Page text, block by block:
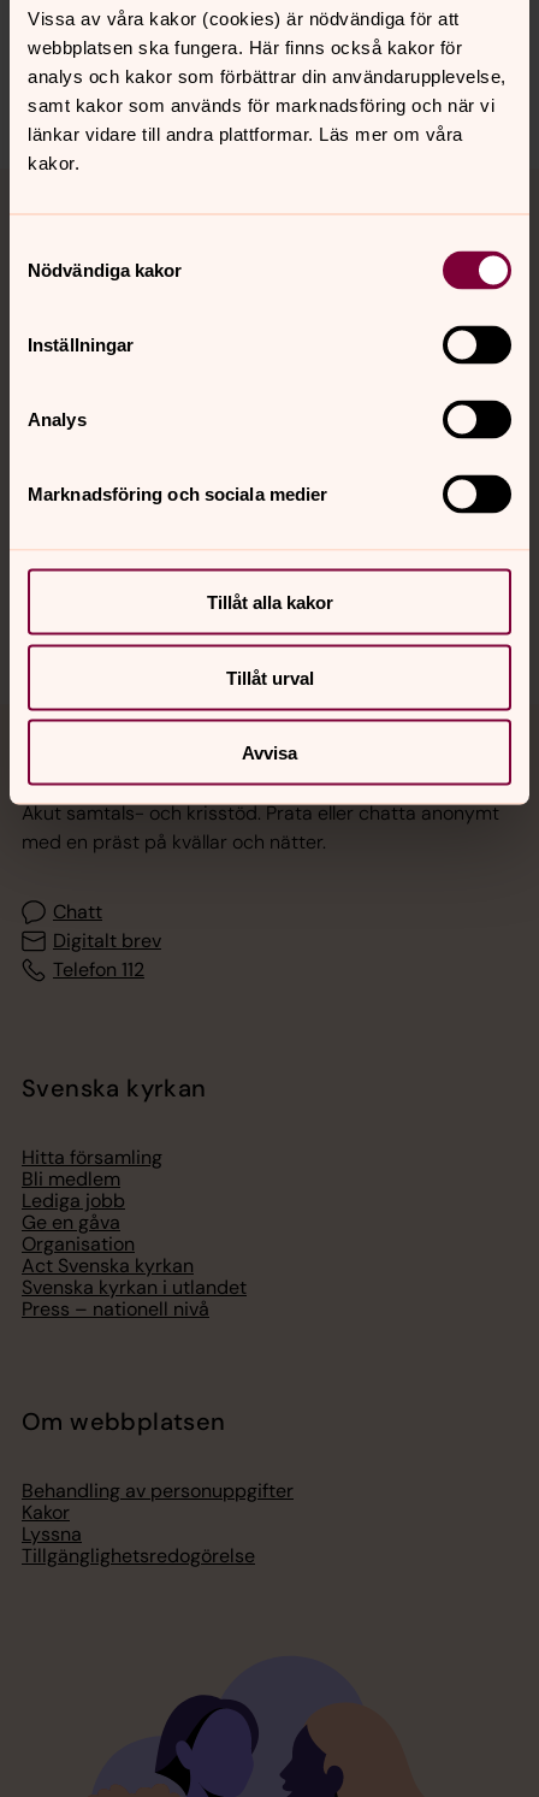
Vissa av våra kakor (cookies) är nödvändiga för att
webbplatsen ska fungera. Här finns också kakor för
analys och kakor som förbättrar din användarupplevelse,
samt kakor som används för marknadsföring och när vi
länkar vidare till andra plattformar. Läs mer om våra
kakor.
Nödvändiga kakor
Inställningar
Analys
Marknadsföring och sociala medier
Tillåt alla kakor
Tillåt urval
Avvisa
innehåll?
karlshamn.forsamling@svenskakyrkan.se
Dela
Hitta snabbt
Sociala kanaler
Jourhavande präst
Akut samtals- och krisstöd. Prata eller chatta anonymt
med en präst på kvällar och nätter.
Chatt
Digitalt brev
Telefon 112
Svenska kyrkan
Hitta församling
Bli medlem
Lediga jobb
Ge en gåva
Organisation
Act Svenska kyrkan
Svenska kyrkan i utlandet
Press – nationell nivå
Om webbplatsen
Behandling av personuppgifter
Kakor
Lyssna
Tillgänglighetsredogörelse